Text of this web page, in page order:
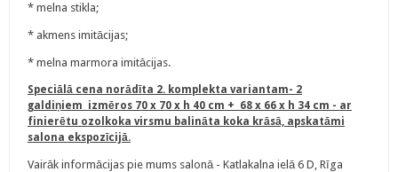
* melna stikla;
* akmens imitācijas;
* melna marmora imitācijas.
Speciālā cena norādīta 2. komplekta variantam- 2
galdiņiem izmēros 70 x 70 x h 40 cm + 68 x 66 x h 34 cm - ar
finierētu ozolkoka virsmu balināta koka krāsā, apskatāmi
salona ekspozīcijā.
Vairāk informācijas pie mums salonā - Katlakalna ielā 6 D, Rīga